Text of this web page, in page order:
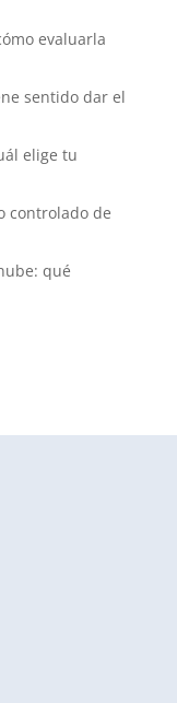
evaluarla
sentido dar el
elige tu
controlado de
qué